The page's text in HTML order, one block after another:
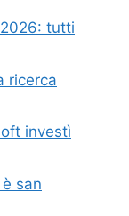
tutti
ricerca
investì
san